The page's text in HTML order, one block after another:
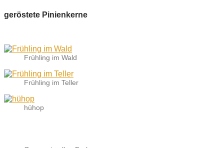
geröstete Pinienkerne
Frühling im Wald
Frühling im Teller
hühop